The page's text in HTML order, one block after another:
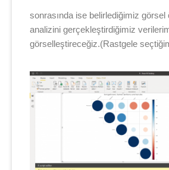
sonrasında ise belirlediğimiz görsel
analizini gerçekleştirdiğimiz
görselleştireceğiz.(Rastgele